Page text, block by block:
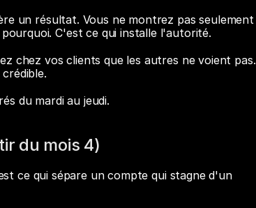
un résultat. Vous ne montrez pas seulement
C'est ce qui installe l'autorité.
chez vos clients que les autres ne voient pas.
du mardi au jeudi.
du mois 4)
ce qui sépare un compte qui stagne d'un